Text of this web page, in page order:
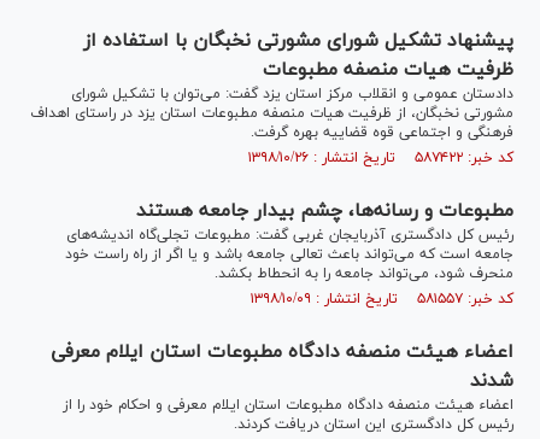
پیشنهاد تشکیل شورای مشورتی نخبگان با استفاده از
ظرفیت هیات منصفه مطبوعات
دادستان عمومی و انقلاب مرکز استان یزد گفت: می‌توان با تشکیل شورای
مشورتی نخبگان، از ظرفیت هیات منصفه مطبوعات استان یزد در راستای اهداف
فرهنگی و اجتماعی قوه قضاییه بهره گرفت.
کد خبر: ۵۸۷۴۲۲ تاریخ انتشار : ۱۳۹۸/۱۰/۲۶
مطبوعات و رسانه‌ها، چشم بیدار جامعه هستند
رئیس کل دادگستری آذربایجان غربی گفت: مطبوعات تجلی‌گاه اندیشه‌های
جامعه است که می‌تواند باعث تعالی جامعه باشد و یا اگر از راه راست خود
منحرف شود، می‌تواند جامعه را به انحطاط بکشد.
کد خبر: ۵۸۱۵۵۷ تاریخ انتشار : ۱۳۹۸/۱۰/۰۹
اعضاء هیئت منصفه دادگاه مطبوعات استان ایلام معرفی
شدند
اعضاء هیئت منصفه دادگاه مطبوعات استان ایلام معرفی و احکام خود را از
رئیس کل دادگستری این استان دریافت کردند.